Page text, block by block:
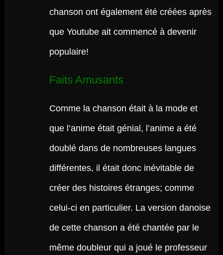
chanson ont également été créées après
que Youtube ait commencé à devenir
populaire!
Faits Amusants
Comme la chanson était à la mode et
que l’anime était génial, l’anime a été
doublé dans de nombreuses langues
différentes, il était donc inévitable de
créer des histoires étranges; comme
celui-ci en particulier. La version danoise
de cette chanson a été chantée par le
même doubleur qui a joué le professeur